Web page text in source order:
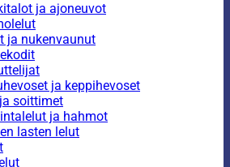
ja ajoneuvot
ja nukenvaunut
ja keppihevoset
soittimet
ja hahmot
lasten lelut